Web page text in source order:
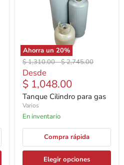
Ahorra un 20%
Precio
original
$ 1,310.00-Precio
$ 2,745.00
Desde
$ 1,048.00
Tanque Cilindro para gas
Varios
En inventario
Compra rápida
Elegir opciones